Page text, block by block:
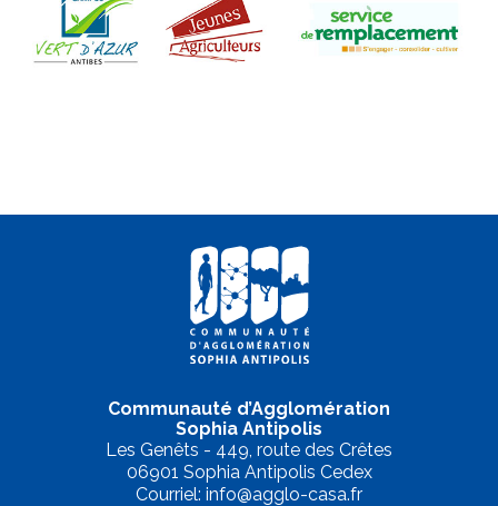
Communauté d’Agglomération
Sophia Antipolis
Les Genêts - 449, route des Crêtes
06901 Sophia Antipolis Cedex
Courriel: info@agglo-casa.fr